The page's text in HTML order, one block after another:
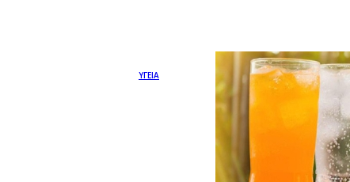
ΥΓΕΙΑ